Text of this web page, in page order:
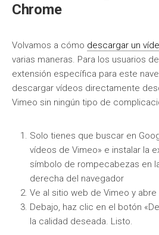
Chrome
Volvamos a cómo descargar un
varias maneras. Para los usuarios
extensión específica para este
descargar vídeos directamente
Vimeo sin ningún tipo de
Solo tienes que buscar en
vídeos de Vimeo» e instalar la
símbolo de rompecabezas en
derecha del navegador
Ve al sitio web de Vimeo y
Debajo, haz clic en el botón
la calidad deseada. Listo.